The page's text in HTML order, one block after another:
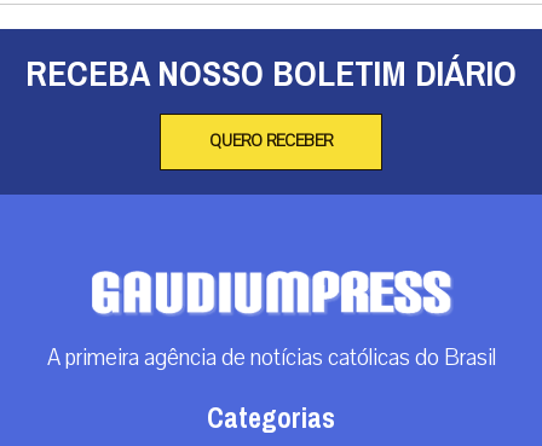
RECEBA NOSSO BOLETIM DIÁRIO
QUERO RECEBER
A primeira agência de notícias católicas do Brasil
Categorias